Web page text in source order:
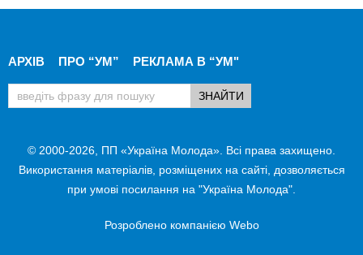
АРХІВ ПРО “УМ” РЕКЛАМА В “УМ"
© 2000-2026, ПП «Україна Молода». Всі права захищено.
Використання матеріалів, розміщених на сайті, дозволяється
при умові посилання на "Україна Молода".
Розроблено компанією Webo